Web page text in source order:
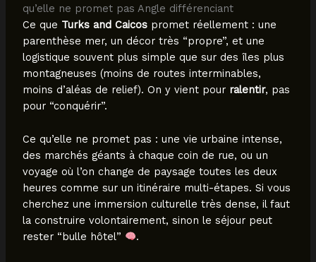
qu’elle ne promet pas Angle différenciant
Ce que Turks and Caicospromet réellement : une
parenthèse mer, un décor très “propre”, et une
logistique souvent plus simple que sur des îles plus
montagneuses (moins de routes interminables,
moins d’aléas de relief). On y vient pour ralentir, pas
pour “conquérir”.
Ce qu’elle ne promet pas : une vie urbaine intense,
des marchés géants à chaque coin de rue, ou un
voyage où l’on change de paysage toutes les deux
heures comme sur un itinéraire multi-étapes. Si vous
cherchez une immersion culturelle très dense, il faut
la construire volontairement, sinon le séjour peut
rester “bulle hôtel”
.